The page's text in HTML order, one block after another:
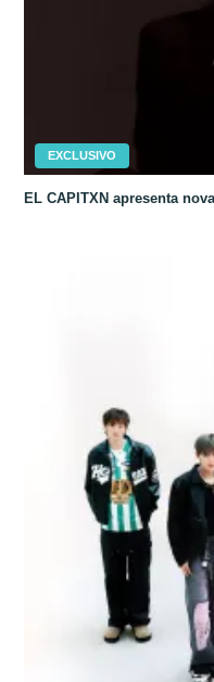
EXCLUSIVO
EL CAPITXN apresenta